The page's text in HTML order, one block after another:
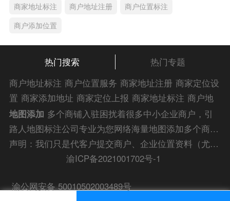
商家地址标注
商户地址注册
商户位置标注
商户添加位置
热门搜索
热门专题
商户地址标注 商户位置服务 商家地址注册 商家定位设
置 商家添加地址 商家定位上报 商家地址标注 商户地
址注册 商户位置标注 商户添加位置 商家位置服务
商
家添加位置 商户位置入驻 位置添加店名 商家位置注
册 商户位置标注服务 公司添加位置 商家添加微信定
添加门店微信 商家定位服务 商家定位信息
家位置标注 商家位置定位 添加门店信息 地图服务中
地图添加 多个商铺入驻困扰着很多中小企业商户，引
路人地图标注公司专业为您网络海量地图添加多个商铺
入驻解答信息，为您的企业地图标注宣传保驾护航！声明：我们只是代客户提交商户、企业位置资料（尤其是不会操作觉得繁琐的客户），不是地图标注平台方。所提供服务为商业有偿帮助咨询人工服务费，全程都是人工提交资料，自身并不能对第三方网站的原始内容进行编辑，请知悉。Copyright 2014-2023 zlrmaps.com
渝ICP备2021001702号-1
渝公网安备 50010502003489号